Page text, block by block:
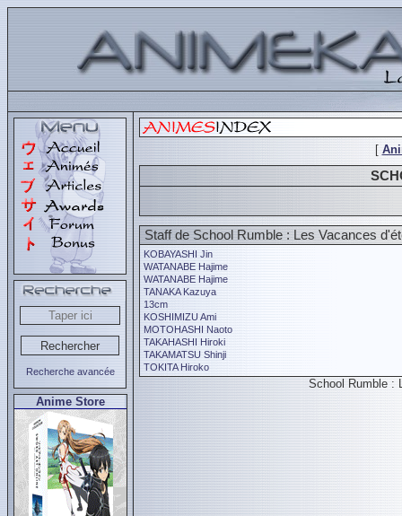
Recherche avancée
Anime Store
[
Staff de School Rumble : Les Vacances
KOBAYASHI Jin
WATANABE Hajime
WATANABE Hajime
TANAKA Kazuya
13cm
KOSHIMIZU Ami
MOTOHASHI Naoto
TAKAHASHI Hiroki
TAKAMATSU Shinji
TOKITA Hiroko
School Rumble :